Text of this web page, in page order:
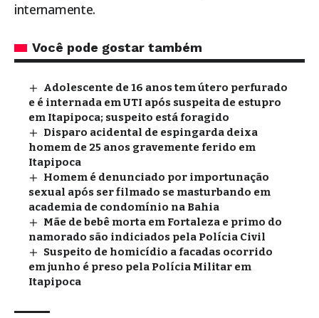
internamente.
Você pode gostar também
Adolescente de 16 anos tem útero perfurado
e é internada em UTI após suspeita de estupro
em Itapipoca; suspeito está foragido
Disparo acidental de espingarda deixa
homem de 25 anos gravemente ferido em
Itapipoca
Homem é denunciado por importunação
sexual após ser filmado se masturbando em
academia de condomínio na Bahia
Mãe de bebê morta em Fortaleza e primo do
namorado são indiciados pela Polícia Civil
Suspeito de homicídio a facadas ocorrido
em junho é preso pela Polícia Militar em
Itapipoca